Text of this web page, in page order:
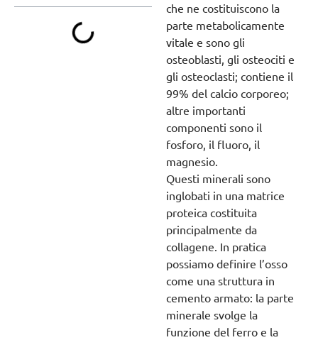
che ne costituiscono la
parte metabolicamente
vitale e sono gli
osteoblasti, gli osteociti e
gli osteoclasti; contiene il
99% del calcio corporeo;
altre importanti
componenti sono il
fosforo, il fluoro, il
magnesio.
Questi minerali sono
inglobati in una matrice
proteica costituita
principalmente da
collagene. In pratica
possiamo definire l’osso
come una struttura in
cemento armato: la parte
minerale svolge la
funzione del ferro e la